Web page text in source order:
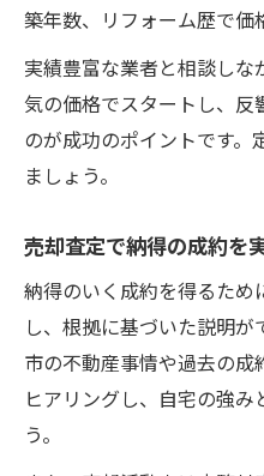
築年数、リフォーム歴で価
実績豊富な業者と相談し
気の価格でスタートし、反
のが成功のポイントです。
ましょう。
売却査定で納得の成約を
納得のいく成約を得るた
し、根拠に基づいた説明
市の不動産事情や過去の成
ヒアリングし、自宅の強
う。